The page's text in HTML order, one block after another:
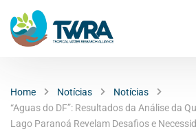
Home Notícias
Notícias
“Aguas do DF”: Resultados da Análise da
Lago Paranoá Revelam Desafios e